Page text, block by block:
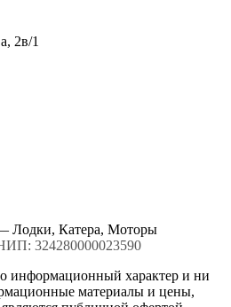
2в/1
Катера, Моторы
324280000023590
информационный характер и ни
материалы и цены,